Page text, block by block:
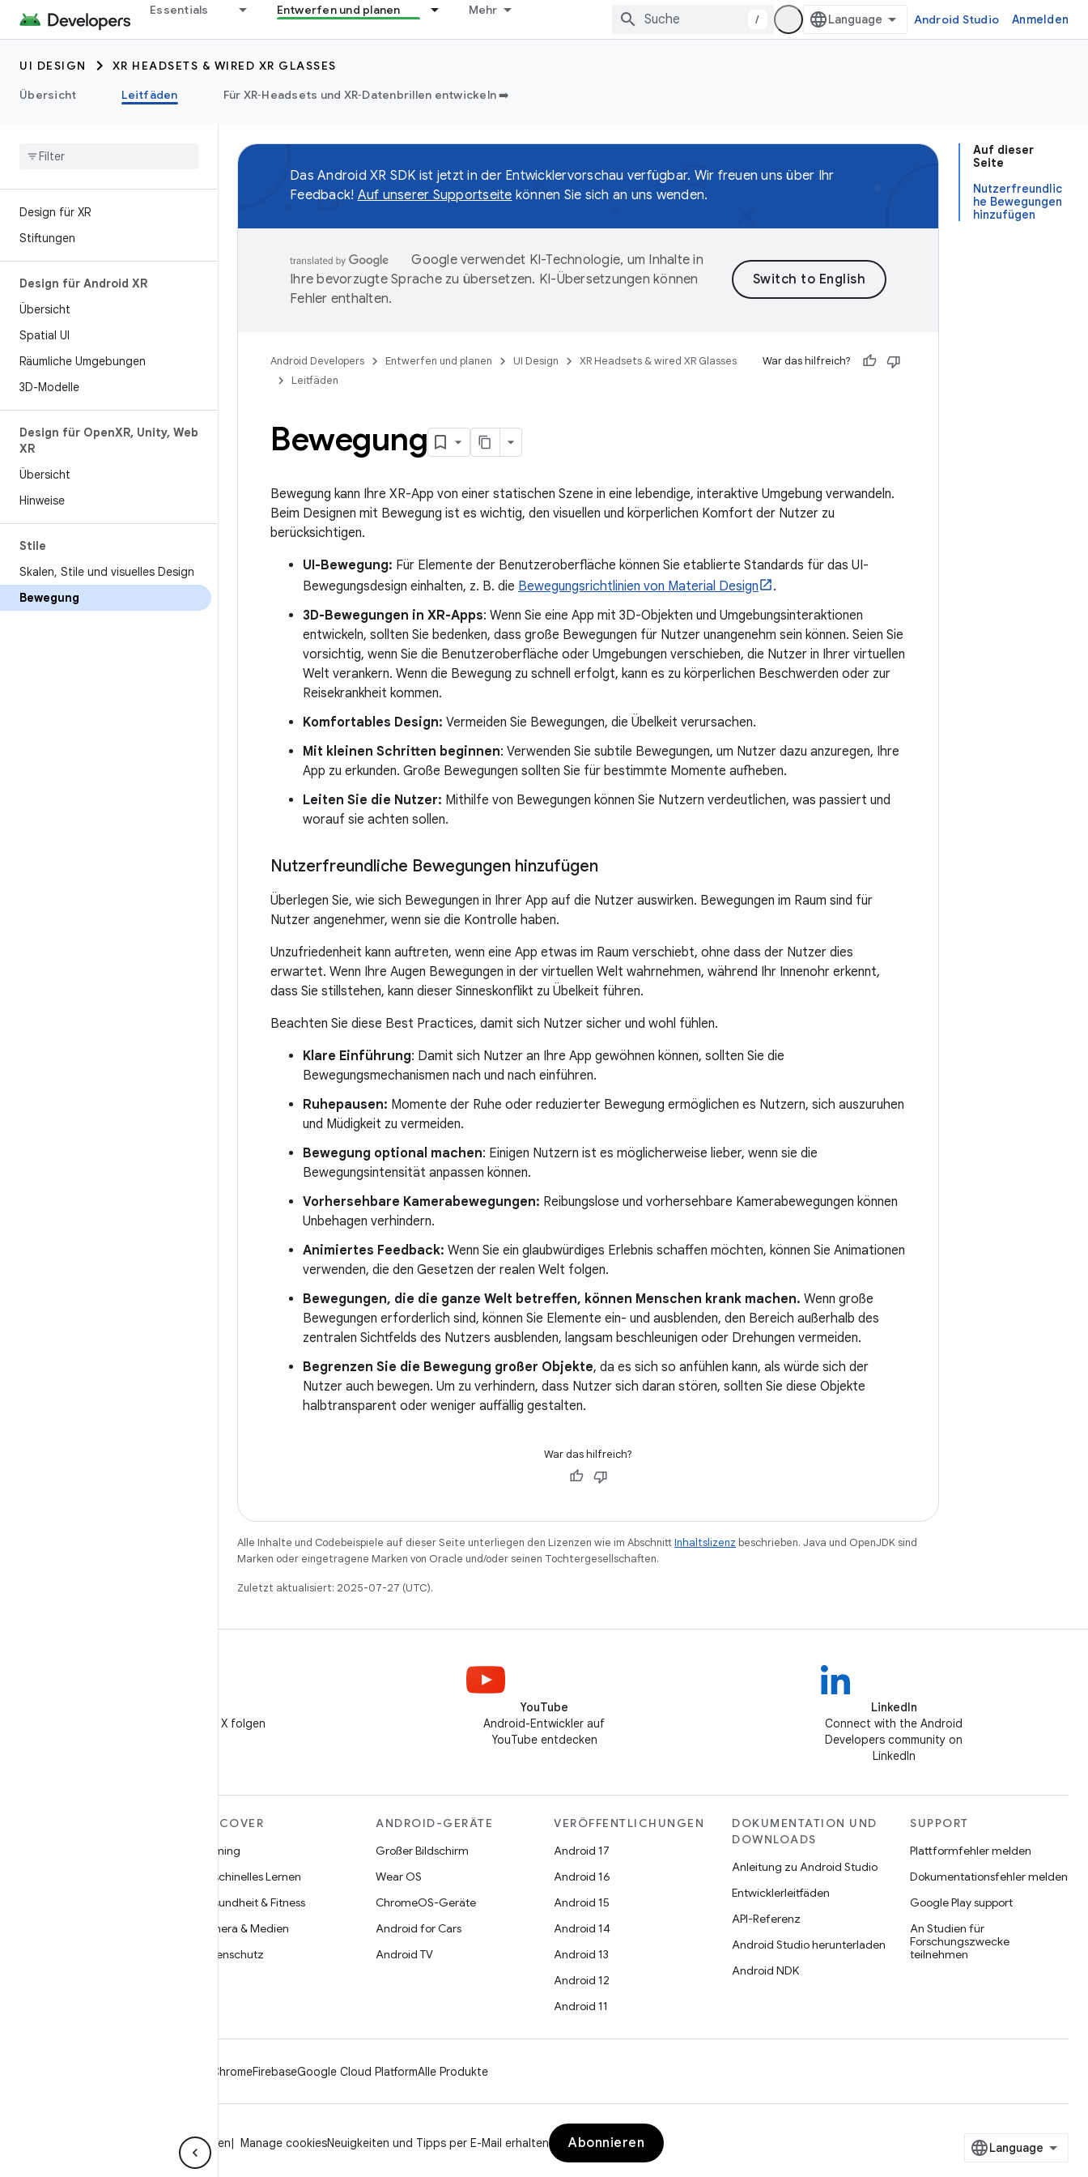
Essentials Entwerfen und planen Mehr
/ Android Studio Anmelden
UI DESIGN
XR HEADSETS & WIRED XR GLASSES
Übersicht
Leitfäden Für XR‑Headsets und XR‑Datenbrillen entwickeln ➡️
Design für XR
Stiftungen
Design für Android XR
Übersicht
Spatial UI
Räumliche Umgebungen
3D-Modelle
Design für OpenXR, Unity, Web
XR
Übersicht
Hinweise
Stile
Skalen, Stile und visuelles Design
Bewegung
Auf dieser
Seite
Nutzerfreundlic
he Bewegungen
hinzufügen
Das Android XR SDK ist jetzt in der Entwicklervorschau verfügbar. Wir freuen uns über Ihr
Feedback! Auf unserer Supportseite können Sie sich an uns wenden.
Google verwendet KI-Technologie, um Inhalte in
Ihre bevorzugte Sprache zu übersetzen. KI-Übersetzungen können
Fehler enthalten.
Android Developers Entwerfen und planen UI Design
XR Headsets & wired XR Glasses
Leitfäden
War das hilfreich?
Bewegung
Bewegung kann Ihre XR-App von einer statischen Szene in eine lebendige, interaktive Umgebung verwandeln.
Beim Designen mit Bewegung ist es wichtig, den visuellen und körperlichen Komfort der Nutzer zu
berücksichtigen.
UI-Bewegung: Für Elemente der Benutzeroberfläche können Sie etablierte Standards für das UI-
Bewegungsdesign einhalten, z. B. die Bewegungsrichtlinien von Material Design
.
3D-Bewegungen in XR-Apps: Wenn Sie eine App mit 3D-Objekten und Umgebungsinteraktionen
entwickeln, sollten Sie bedenken, dass große Bewegungen für Nutzer unangenehm sein können. Seien Sie
vorsichtig, wenn Sie die Benutzeroberfläche oder Umgebungen verschieben, die Nutzer in Ihrer virtuellen
Welt verankern. Wenn die Bewegung zu schnell erfolgt, kann es zu körperlichen Beschwerden oder zur
Reisekrankheit kommen.
Komfortables Design: Vermeiden Sie Bewegungen, die Übelkeit verursachen.
Mit kleinen Schritten beginnen: Verwenden Sie subtile Bewegungen, um Nutzer dazu anzuregen, Ihre
App zu erkunden. Große Bewegungen sollten Sie für bestimmte Momente aufheben.
Leiten Sie die Nutzer: Mithilfe von Bewegungen können Sie Nutzern verdeutlichen, was passiert und
worauf sie achten sollen.
Nutzerfreundliche Bewegungen hinzufügen
Überlegen Sie, wie sich Bewegungen in Ihrer App auf die Nutzer auswirken. Bewegungen im Raum sind für
Nutzer angenehmer, wenn sie die Kontrolle haben.
Unzufriedenheit kann auftreten, wenn eine App etwas im Raum verschiebt, ohne dass der Nutzer dies
erwartet. Wenn Ihre Augen Bewegungen in der virtuellen Welt wahrnehmen, während Ihr Innenohr erkennt,
dass Sie stillstehen, kann dieser Sinneskonflikt zu Übelkeit führen.
Beachten Sie diese Best Practices, damit sich Nutzer sicher und wohl fühlen.
Klare Einführung: Damit sich Nutzer an Ihre App gewöhnen können, sollten Sie die
Bewegungsmechanismen nach und nach einführen.
Ruhepausen: Momente der Ruhe oder reduzierter Bewegung ermöglichen es Nutzern, sich auszuruhen
und Müdigkeit zu vermeiden.
Bewegung optional machen: Einigen Nutzern ist es möglicherweise lieber, wenn sie die
Bewegungsintensität anpassen können.
Vorhersehbare Kamerabewegungen: Reibungslose und vorhersehbare Kamerabewegungen können
Unbehagen verhindern.
Animiertes Feedback: Wenn Sie ein glaubwürdiges Erlebnis schaffen möchten, können Sie Animationen
verwenden, die den Gesetzen der realen Welt folgen.
Bewegungen, die die ganze Welt betreffen, können Menschen krank machen. Wenn große
Bewegungen erforderlich sind, können Sie Elemente ein- und ausblenden, den Bereich außerhalb des
zentralen Sichtfelds des Nutzers ausblenden, langsam beschleunigen oder Drehungen vermeiden.
Begrenzen Sie die Bewegung großer Objekte, da es sich so anfühlen kann, als würde sich der
Nutzer auch bewegen. Um zu verhindern, dass Nutzer sich daran stören, sollten Sie diese Objekte
halbtransparent oder weniger auffällig gestalten.
War das hilfreich?
Alle Inhalte und Codebeispiele auf dieser Seite unterliegen den Lizenzen wie im AbschnittInhaltslizenz beschrieben. Java und OpenJDK sind
Marken oder eingetragene Marken von Oracle und/oder seinen Tochtergesellschaften.
Zuletzt aktualisiert: 2025-07-27 (UTC).
@AndroidDev auf X folgen
YouTube
Android-Entwickler auf
YouTube entdecken
LinkedIn
Connect with the Android
Developers community on
LinkedIn
DISCOVER
Gaming
Maschinelles Lernen
Gesundheit & Fitness
Kamera & Medien
Datenschutz
ANDROID-GERÄTE
Großer Bildschirm
Wear OS
ChromeOS-Geräte
Android for Cars
Android TV
VERÖFFENTLICHUNGEN
Android 17
Android 16
Android 15
Android 14
Android 13
Android 12
Android 11
DOKUMENTATION UND
DOWNLOADS
Anleitung zu Android Studio
Entwicklerleitfäden
API-Referenz
Android Studio herunterladen
Android NDK
SUPPORT
Plattformfehler melden
Dokumentationsfehler melden
Google Play support
An Studien für
Forschungszwecke
teilnehmen
ChromeFirebaseGoogle Cloud PlatformAlle Produkte
Markenrichtlinien Manage cookiesNeuigkeiten und Tipps per E-Mail erhalten Abonnieren